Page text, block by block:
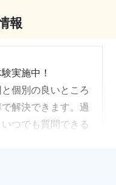
報
実施中！
個別の良いところ
解決できます。過
つでも質問できる
でも部活などとの
合格へ、まずは無